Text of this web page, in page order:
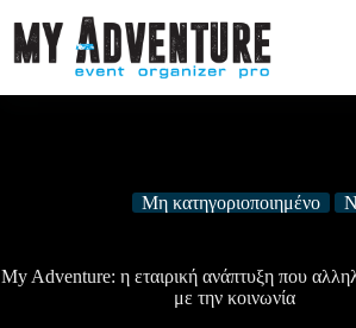
Μη κατηγοριοποιημένο
My Adventure: η εταιρική ανάπτυξη που
με την κοινωνία